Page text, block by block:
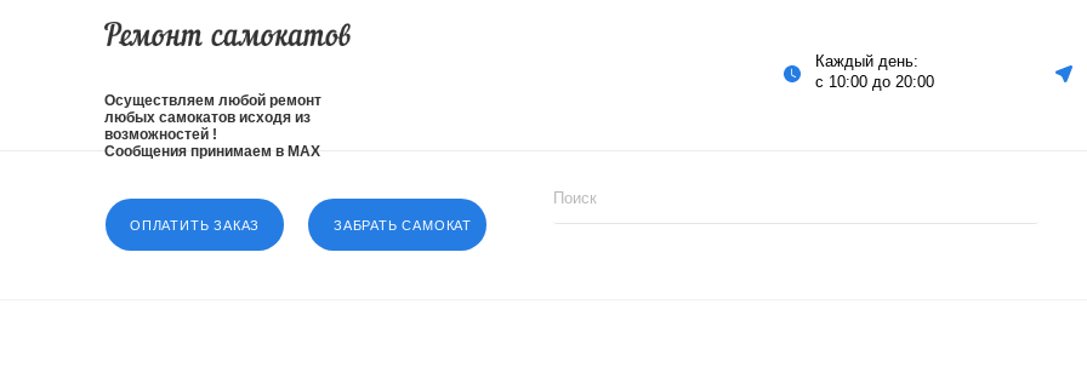
Осуществляем любой ремонт
любых самокатов исходя из
возможностей !
Сообщения принимаем в MAX
Каждый день:
с 10:00 до 20:00
ОПЛАТИТЬ ЗАКАЗ ЗАБРАТЬ САМОКАТ